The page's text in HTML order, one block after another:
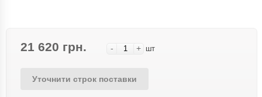
21 620 грн. - + шт
Уточнити строк поставки